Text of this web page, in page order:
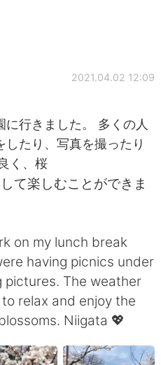
App
어
2021.04.02 12:09
行きました。 多くの人
たり、写真を撮ったり
く、桜
て楽しむことができま
on my lunch break
having picnics under
pictures. The weather
relax and enjoy the
Niigata 💖